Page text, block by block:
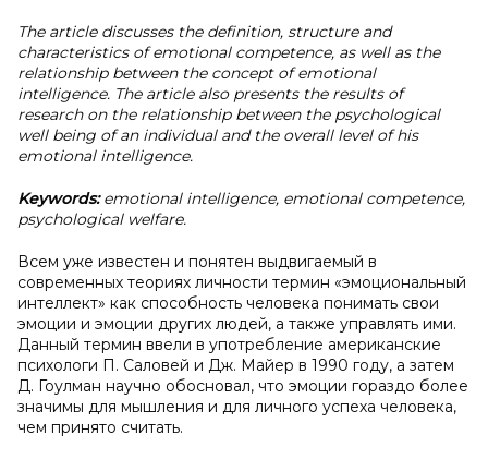
The article discusses the definition, structure and
characteristics of emotional competence, as well as the
relationship between the concept of emotional
intelligence. The article also presents the results of
research on the relationship between the psychological
well being of an individual and the overall level of his
emotional intelligence.
Keywords:emotional intelligence, emotional competence,
psychological welfare.
Всем уже известен и понятен выдвигаемый в
современных теориях личности термин «эмоциональный
интеллект» как способность человека понимать свои
эмоции и эмоции других людей, а также управлять ими.
Данный термин ввели в употребление американские
психологи П. Саловей и Дж. Майер в 1990 году, а затем
Д. Гоулман научно обосновал, что эмоции гораздо более
значимы для мышления и для личного успеха человека,
чем принято считать.